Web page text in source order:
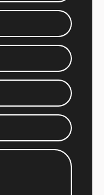
hjælp i
vellykket
Tusind tak for